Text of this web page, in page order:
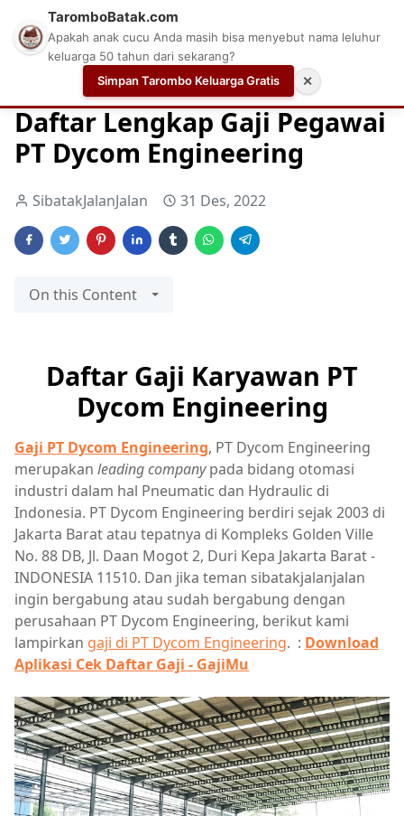
Aplikasi Cek Gaji Cek Gaji Daftar Gaji Karyawan
Daftar Lengkap Gaji Pegawai
PT Dycom Engineering
SibatakJalanJalan 31 Des, 2022
On this Content
Daftar Gaji Karyawan PT
Dycom Engineering
Gaji PT Dycom Engineering, PT Dycom Engineering
merupakan leading companypada bidang otomasi
industri dalam hal Pneumatic dan Hydraulic di
Indonesia. PT Dycom Engineering berdiri sejak 2003 di
Jakarta Barat atau tepatnya di Kompleks Golden Ville
No. 88 DB, Jl. Daan Mogot 2, Duri Kepa Jakarta Barat -
INDONESIA 11510. Dan jika teman sibatakjalanjalan
ingin bergabung atau sudah bergabung dengan
perusahaan PT Dycom Engineering, berikut kami
lampirkan gaji di PT Dycom Engineering. : Download
Aplikasi Cek Daftar Gaji - GajiMu
TaromboBatak.com
Apakah anak cucu Anda masih bisa menyebut nama leluhur
keluarga 50 tahun dari sekarang?
Simpan Tarombo Keluarga Gratis
✕